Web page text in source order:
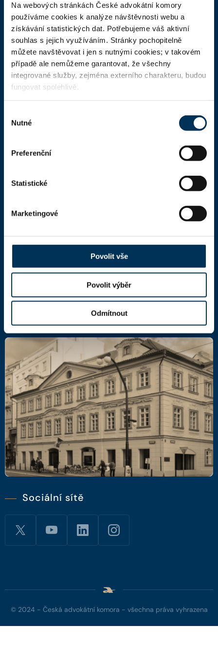
Na webových stránkách České advokátní komory
používáme cookies k analýze návštěvnosti webu a
získávání statistických dat. Potřebujeme váš aktivní
souhlas s jejich využíváním. Stránky pochopitelně
můžete navštěvovat i jen s nutnými cookies; v takovém
případě ale nemůžeme garantovat, že všechny
integrované služby, zejména externího charakteru, budou
fungovat spolehlivě.
souhlasu
Nutné
Preferenční
Statistické
Marketingové
Povolit vše
Povolit výběr
Odmítnout
ČAK
Domů
Aktuality
Dokumenty a formuláře
Pro veřejnost
Advokátní deník
Portál ČAK
Česká advokátní komora
Kaňkův palác
110 00 Praha 1,mapa
DIČ: CZ66000777
Sociální sítě
© 2024 - Česká advokátní komora - všechna práva vyhrazena